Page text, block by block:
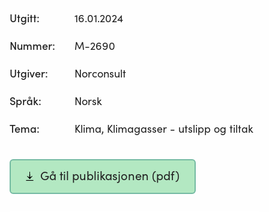
Utgitt:
16.01.2024
Nummer:
M-2690
Utgiver:
Norconsult
Språk:
Norsk
Tema: Klima, Klimagasser - utslipp og tiltak
Gå til publikasjonen (pdf)